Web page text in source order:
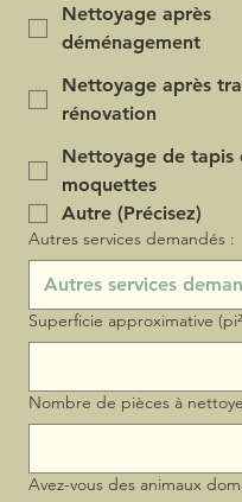
Nettoyage après
déménagement
Nettoyage après
rénovation
Nettoyage de tapis
moquettes
Autre (Précisez)
Autres services demandés :
Superficie approximative
Nombre de pièces à
Avez-vous des animaux